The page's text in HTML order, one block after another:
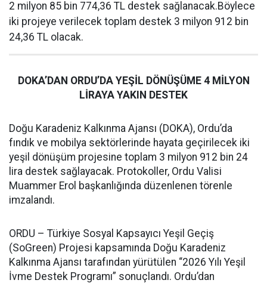
2 milyon 85 bin 774,36 TL destek sağlanacak.Böylece
iki projeye verilecek toplam destek 3 milyon 912 bin
24,36 TL olacak.
DOKA’DAN ORDU’DA YEŞİL DÖNÜŞÜME 4 MİLYON
LİRAYA YAKIN DESTEK
Doğu Karadeniz Kalkınma Ajansı (DOKA), Ordu’da
fındık ve mobilya sektörlerinde hayata geçirilecek iki
yeşil dönüşüm projesine toplam 3 milyon 912 bin 24
lira destek sağlayacak. Protokoller, Ordu Valisi
Muammer Erol başkanlığında düzenlenen törenle
imzalandı.
ORDU – Türkiye Sosyal Kapsayıcı Yeşil Geçiş
(SoGreen) Projesi kapsamında Doğu Karadeniz
Kalkınma Ajansı tarafından yürütülen “2026 Yılı Yeşil
İvme Destek Programı” sonuçlandı. Ordu’dan